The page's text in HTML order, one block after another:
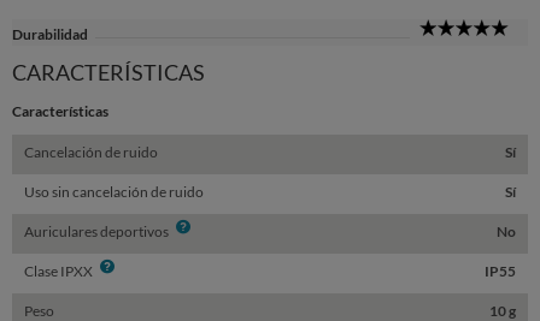
Durabilidad
CARACTERÍSTICAS
Características
Cancelación de ruido Sí
Uso sin cancelación de ruido Sí
Auriculares deportivos Info No
Clase IPXX Info IP55
Peso 10 g